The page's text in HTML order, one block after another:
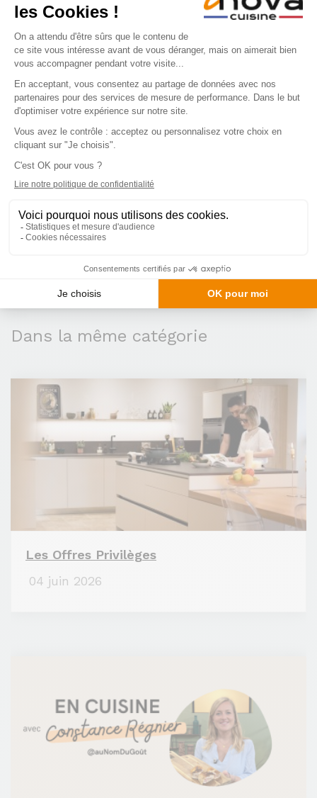
travail du bois à travers la réussite de
chaque magasin.
👉Je souhaite
ouvrir un magasin
Dans la même catégorie
Les Offres Privilèges
04 juin 2026